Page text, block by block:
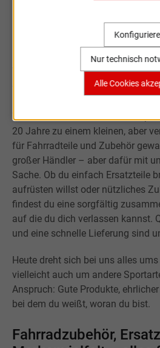
Sportartikel Online
Willkommen bei Sportartikel
Was mit der Leidenschaft für
20 Jahre zu einem kleinen, aber
für Fahrradteile und Zubehör
großer Händler – aber dafür mit
Sache. Ob du einfach Ersatzteile
aufrüsten willst oder nützliches
findest du eine sorgfältig
auf die du dich verlassen kannst.
und eine schnelle Lieferung sind
Heute dreht sich bei uns alles
vielleicht auch um andere
Anspruch: Gute Produkte,
bei dem du weißt, woran du bist.
Fahrradzubehör,
Nur technisch
Alle Cookies